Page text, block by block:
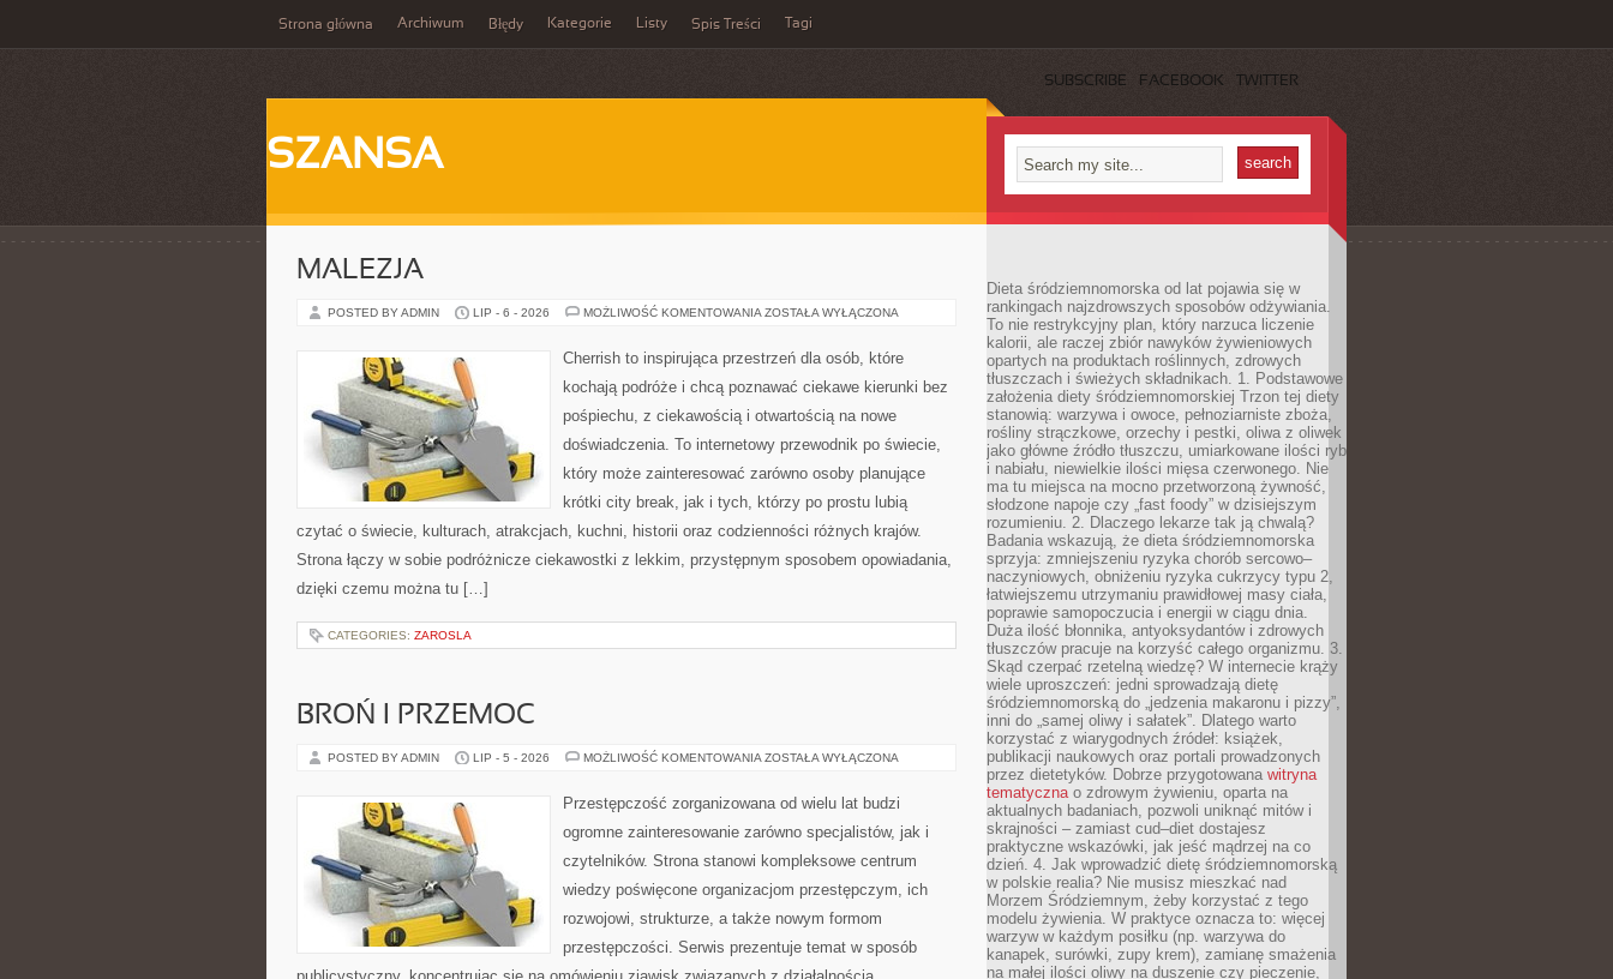
Strona główna Archiwum Błędy Kategorie Listy Spis Treści Tagi
SUBSCRIBE FACEBOOK TWITTER
SZANSA
MALEZJA
POSTED BY ADMIN LIP - 6 - 2026 MOŻLIWOŚĆ KOMENTOWANIA MALEZJA
ZOSTAŁA WYŁĄCZONA
Cherrish to inspirująca przestrzeń dla osób, które
kochają podróże i chcą poznawać ciekawe kierunki bez
pośpiechu, z ciekawością i otwartością na nowe
doświadczenia. To internetowy przewodnik po świecie,
który może zainteresować zarówno osoby planujące
krótki city break, jak i tych, którzy po prostu lubią
czytać o świecie, kulturach, atrakcjach, kuchni, historii oraz codzienności różnych krajów.
Strona łączy w sobie podróżnicze ciekawostki z lekkim, przystępnym sposobem opowiadania,
dzięki czemu można tu […]
CATEGORIES: ZAROSLA
BROŃ I PRZEMOC
POSTED BY ADMIN LIP - 5 - 2026 MOŻLIWOŚĆ KOMENTOWANIA BROŃ
ZOSTAŁA WYŁĄCZONA
Przestępczość zorganizowana od wielu lat budzi
ogromne zainteresowanie zarówno specjalistów, jak i
czytelników. Strona stanowi kompleksowe centrum
wiedzy poświęcone organizacjom przestępczym, ich
rozwojowi, strukturze, a także nowym formom
przestępczości. Serwis prezentuje temat w sposób
Dieta śródziemnomorska od lat pojawia się w
rankingach najzdrowszych sposobów odżywiania.
To nie restrykcyjny plan, który narzuca liczenie
kalorii, ale raczej zbiór nawyków żywieniowych
opartych na produktach roślinnych, zdrowych
tłuszczach i świeżych składnikach. 1. Podstawowe
założenia diety śródziemnomorskiej Trzon tej diety
stanowią: warzywa i owoce, pełnoziarniste zboża,
rośliny strączkowe, orzechy i pestki, oliwa z oliwek
jako główne źródło tłuszczu, umiarkowane ilości ryb
i nabiału, niewielkie ilości mięsa czerwonego. Nie
ma tu miejsca na mocno przetworzoną żywność,
słodzone napoje czy „fast foody” w dzisiejszym
rozumieniu. 2. Dlaczego lekarze tak ją chwalą?
Badania wskazują, że dieta śródziemnomorska
sprzyja: zmniejszeniu ryzyka chorób sercowo–
naczyniowych, obniżeniu ryzyka cukrzycy typu 2,
łatwiejszemu utrzymaniu prawidłowej masy ciała,
poprawie samopoczucia i energii w ciągu dnia.
Duża ilość błonnika, antyoksydantów i zdrowych
tłuszczów pracuje na korzyść całego organizmu. 3.
Skąd czerpać rzetelną wiedzę? W internecie krąży
wiele uproszczeń: jedni sprowadzają dietę
śródziemnomorską do „jedzenia makaronu i pizzy”,
inni do „samej oliwy i sałatek”. Dlatego warto
korzystać z wiarygodnych źródeł: książek,
publikacji naukowych oraz portali prowadzonych
przez dietetyków. Dobrze przygotowana witryna
tematycznao zdrowym żywieniu, oparta na
aktualnych badaniach, pozwoli uniknąć mitów i
skrajności – zamiast cud–diet dostajesz
praktyczne wskazówki, jak jeść mądrzej na co
dzień. 4. Jak wprowadzić dietę śródziemnomorską
w polskie realia? Nie musisz mieszkać nad
Morzem Śródziemnym, żeby korzystać z tego
modelu żywienia. W praktyce oznacza to: więcej
warzyw w każdym posiłku (np. warzywa do
kanapek, surówki, zupy krem), zamianę smażenia
na małej ilości oliwy na duszenie czy pieczenie,